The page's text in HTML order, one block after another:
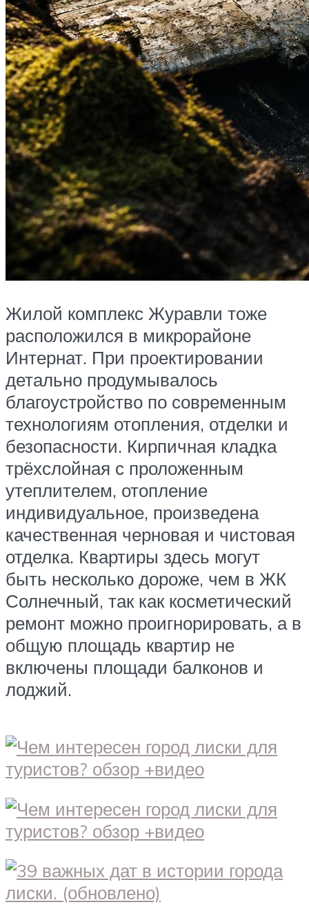
Жилой комплекс Журавли тоже
расположился в микрорайоне
Интернат. При проектировании
детально продумывалось
благоустройство по современным
технологиям отопления, отделки и
безопасности. Кирпичная кладка
трёхслойная с проложенным
утеплителем, отопление
индивидуальное, произведена
качественная черновая и чистовая
отделка. Квартиры здесь могут
быть несколько дороже, чем в ЖК
Солнечный, так как косметический
ремонт можно проигнорировать, а в
общую площадь квартир не
включены площади балконов и
лоджий.